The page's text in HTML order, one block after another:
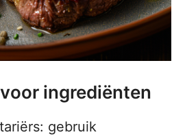
ingrediënten
gebruik